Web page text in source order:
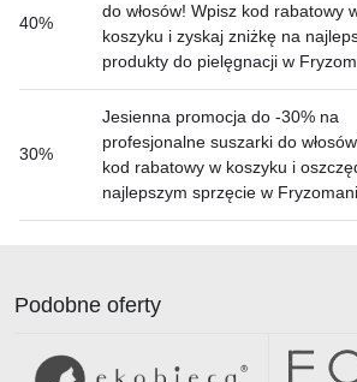
40%
do włosów! Wpisz kod rabatowy
koszyku i zyskaj zniżkę na
produkty do pielęgnacji w
30%
Jesienna promocja do -30% na
profesjonalne suszarki do
kod rabatowy w koszyku i
najlepszym sprzęcie w
Podobne oferty